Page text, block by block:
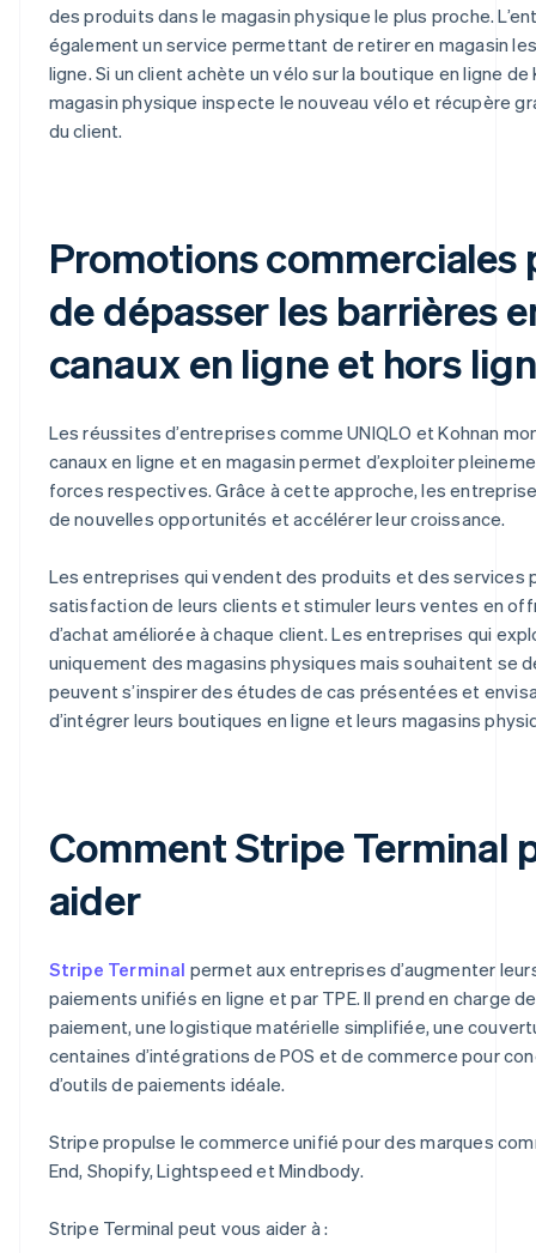
des produits dans le magasin physique le plus proche.
également un service permettant de retirer en magasin
ligne. Si un client achète un vélo sur la boutique en ligne de
magasin physique inspecte le nouveau vélo et récupère
du client.
Promotions
de dépasser les barrières
canaux en ligne et hors
Les réussites d’entreprises comme UNIQLO et Kohnan
canaux en ligne et en magasin permet d’exploiter
forces respectives. Grâce à cette approche, les
de nouvelles opportunités et accélérer leur croissance.
Les entreprises qui vendent des produits et des services
satisfaction de leurs clients et stimuler leurs ventes en
d’achat améliorée à chaque client. Les entreprises qui
uniquement des magasins physiques mais souhaitent se
peuvent s’inspirer des études de cas présentées et
d’intégrer leurs boutiques en ligne et leurs magasins
Comment Stripe Terminal
aider
Stripe Terminal permet aux entreprises d’augmenter
paiements unifiés en ligne et par TPE. Il prend en charge
paiement, une logistique matérielle simplifiée, une
centaines d’intégrations de POS et de commerce pour
d’outils de paiements idéale.
Stripe propulse le commerce unifié pour des marques
End, Shopify, Lightspeed et Mindbody.
Stripe Terminal peut vous aider à :